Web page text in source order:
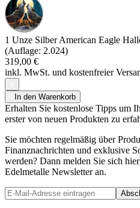
1 Unze Silber American Eagle
(Auflage: 2.024)
319,00 €
inkl. MwSt. und kostenfreier
In den Warenkorb
Erhalten Sie kostenlose Tipps um
erster von neuen Produkten zu
Sie möchten regelmäßig über
Finanznachrichten und exklusive
werden? Dann melden Sie sich
Edelmetalle Newsletter an.